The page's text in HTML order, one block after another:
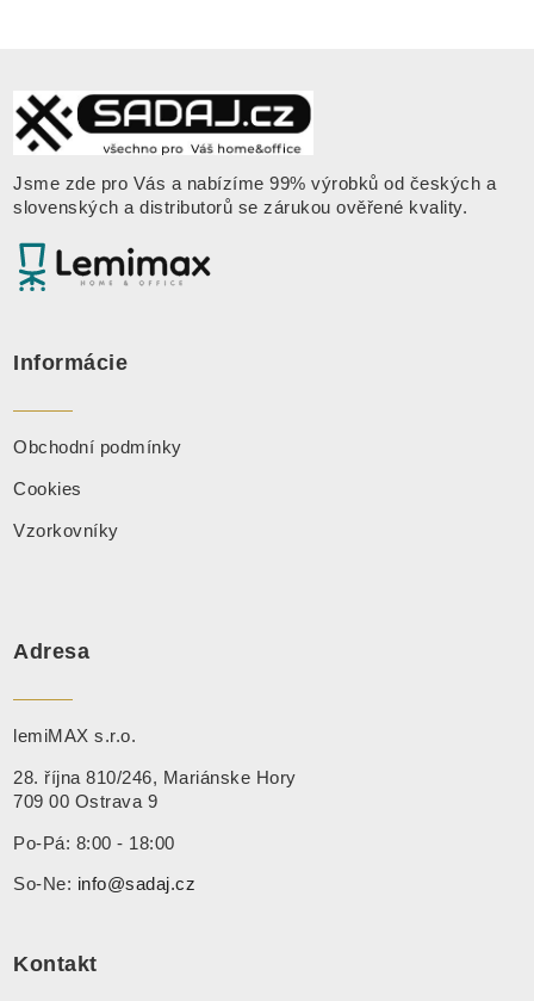
Jsme zde pro Vás a nabízíme 99% výrobků od českých a
slovenských a distributorů se zárukou ověřené kvality.
Informácie
Obchodní podmínky
Cookies
Vzorkovníky
Adresa
lemiMAX s.r.o.
28. října 810/246, Mariánske Hory
709 00 Ostrava 9
Po-Pá: 8:00 - 18:00
So-Ne: info@sadaj.cz
Kontakt